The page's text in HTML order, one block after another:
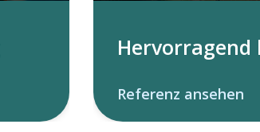
Referenz ansehen